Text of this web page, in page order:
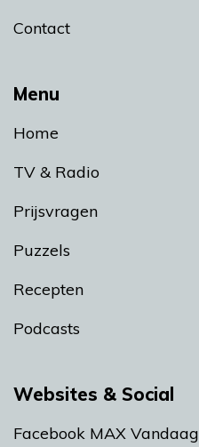
Menu
Home
TV & Radio
Prijsvragen
Puzzels
Recepten
Podcasts
Contact
Websites & Social
Facebook MAX Vandaag